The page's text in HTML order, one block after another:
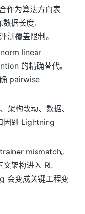
作为算法方向表
据长度、
覆盖限制。
linear
的精确替代。
pairwise
构改动、数据、
因到 Lightning
mismatch。
架构进入 RL
会变成关键工程变